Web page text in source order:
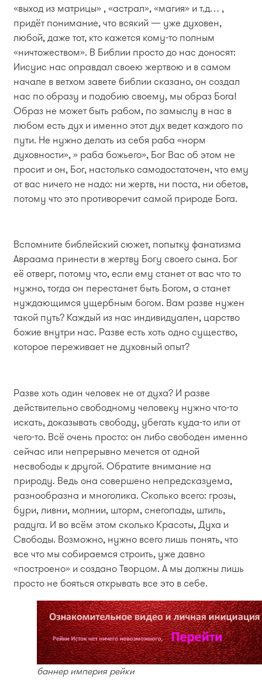
«выход из матрицы» , «астрал», «магия» и т.д… ,
придёт понимание, что всякий — уже духовен,
любой, даже тот, кто кажется кому-то полным
«ничтожеством». В Библии просто до нас доносят:
Иисуис нас оправдал своею жертвою и в самом
начале в ветхом завете библии сказано, он создал
нас по образу и подобию своему, мы образ Бога!
Образ не может быть рабом, по замыслу в нас в
любом есть дух и именно этот дух ведет каждого по
пути. Не нужно делать из себя раба «норм
духовности», » раба божьего», Бог Вас об этом не
просит и он, Бог, настолько самодостаточен, что ему
от вас ничего не надо: ни жертв, ни поста, ни обетов,
потому что это противоречит самой природе Бога.
Вспомните библейский сюжет, попытку фанатизма
Авраама принести в жертву Богу своего сына. Бог
её отверг, потому что, если ему станет от вас что то
нужно, тогда он перестанет быть Богом, а станет
нуждающимся ущербным богом. Вам разве нужен
такой путь? Каждый из нас индивидуален, царство
божие внутри нас. Разве есть хоть одно существо,
которое переживает не духовный опыт?
Разве хоть один человек не от духа? И разве
действительно свободному человеку нужно что-то
искать, доказывать свободу, убегать куда-то или от
чего-то. Всё очень просто: он либо свободен именно
сейчас или непрерывно мечется от одной
несвободы к другой. Обратите внимание на
природу. Ведь она совершено непредсказуема,
разнообразна и многолика. Сколько всего: грозы,
бури, ливни, молнии, шторм, снегопады, штиль,
радуга. И во всём этом сколько Красоты, Духа и
Свободы. Возможно, нужно всего лишь понять, что
все что мы собираемся строить, уже давно
«построено» и создано Творцом. А мы должны лишь
просто не бояться открывать все это в себе.
баннер империя рейки